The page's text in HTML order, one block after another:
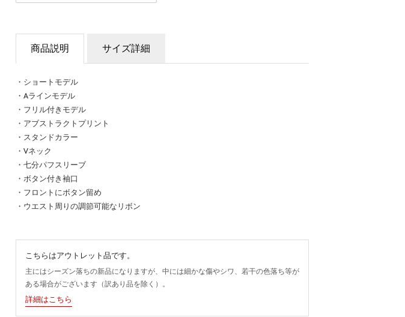
商品説明 サイズ詳細
・ショートモデル
・Aラインモデル
・フリル付きモデル
・アブストラクトプリント
・スタンドカラー
・Vネック
・七分パフスリーブ
・ボタン付き袖口
・フロントにボタン留め
・ウエスト周りの調節可能なリボン
こちらはアウトレット品です。
主にはシーズン落ちの新品になりますが、中には細かな傷やシワ、若干の色落ち等が
ある場合がございます（訳あり品を除く）。
詳細はこちら